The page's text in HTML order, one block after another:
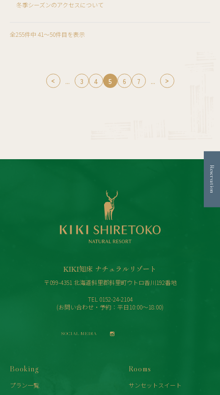
Reservation
冬季シーズンのアクセスについて
全255件中 41〜50件目を表示
... 3 4 5 6 7 ...
KIKI知床 ナチュラルリゾート
〒099-4351 北海道斜里郡斜里町ウトロ香川192番地
TEL 0152-24-2104
(お問い合わせ・予約：平日10:00〜18:00)
SOCIAL MEDIA
Booking
プラン一覧
Rooms
サンセットスイート